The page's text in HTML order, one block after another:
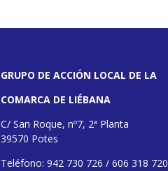
GRUPO DE ACCIÓN LOCAL DE LA
COMARCA DE LIÉBANA
C/ San Roque, nº7, 2ª Planta
39570 Potes
Teléfono: 942 730 726 / 606 318 720